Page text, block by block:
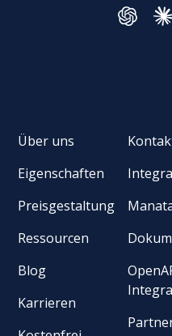
Über uns
Eigenschaften
Preisgestaltung
Ressourcen
Blog
Karrieren